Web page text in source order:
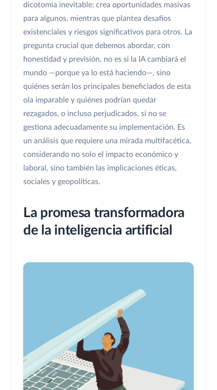
dicotomía inevitable: crea oportunidades masivas
para algunos, mientras que plantea desafíos
existenciales y riesgos significativos para otros. La
pregunta crucial que debemos abordar, con
honestidad y previsión, no es si la IA cambiará el
mundo —porque ya lo está haciendo—, sino
quiénes serán los principales beneficiados de esta
ola imparable y quiénes podrían quedar
rezagados, o incluso perjudicados, si no se
gestiona adecuadamente su implementación. Es
un análisis que requiere una mirada multifacética,
considerando no solo el impacto económico y
laboral, sino también las implicaciones éticas,
sociales y geopolíticas.
La promesa transformadora
de la inteligencia artificial